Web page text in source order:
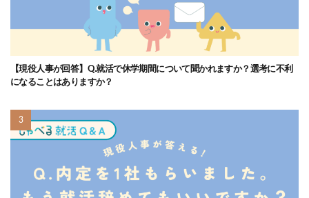
【現役人事が回答】Q.就活で休学期間について聞かれますか？選考に不利
になることはありますか？